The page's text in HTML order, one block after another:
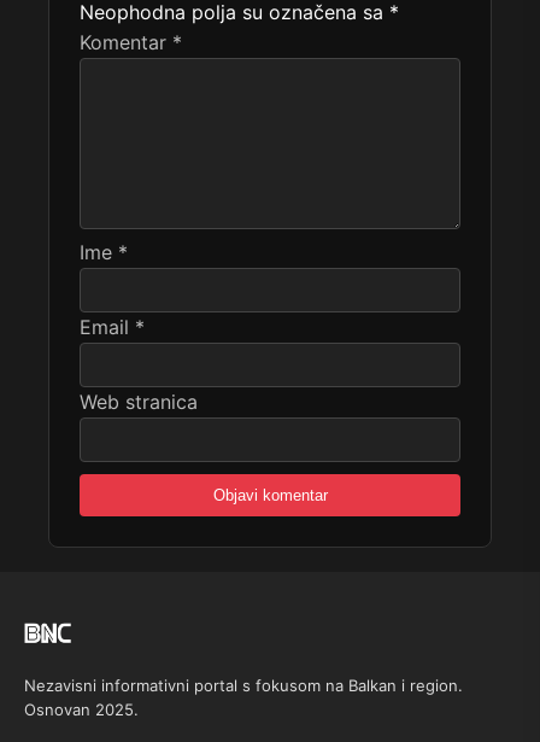
Neophodna polja su označena sa *
Komentar *
Ime *
Email *
Web stranica
Nezavisni informativni portal s fokusom na Balkan i region.
Osnovan 2025.